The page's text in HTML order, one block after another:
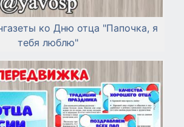
ко Дню отца "Папочка, я
тебя люблю"